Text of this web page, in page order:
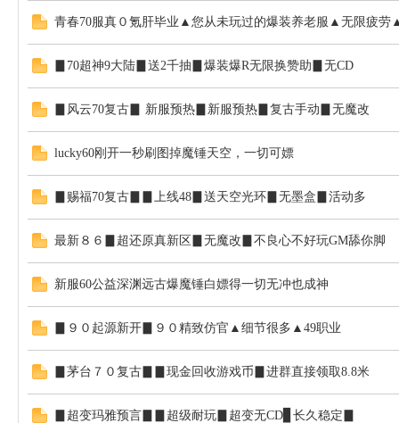
NF
私
青春70服真０氪肝毕业▲您从未玩过的爆装养老服▲无限疲
▊70超神9大陆▊送2千抽▊爆装爆R无限换赞助▊无CD
▊风云70复古▊ 新服预热▊新服预热▊复古手动▊无魔改
lucky60刚开一秒刷图掉魔锤天空，一切可嫖
▊赐福70复古▊▊上线48▊送天空光环▊无墨盒▊活动多
最新８６▊超还原真新区▊无魔改▊不良心不好玩GM舔你脚
新服60公益深渊远古爆魔锤白嫖得一切无冲也成神
▊９０起源新开▊９０精致仿官▲细节很多▲49职业
▊茅台７０复古▊▊现金回收游戏币▊进群直接领取8.8米
▊超变玛雅预言▊▊超级耐玩▊超变无CD▊长久稳定▊